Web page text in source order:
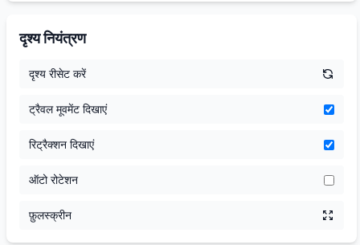
दृश्य नियंत्रण
दृश्य रीसेट करें
ट्रैवल मूवमेंट दिखाएं
रिट्रैक्शन दिखाएं
ऑटो रोटेशन
फ़ुलस्क्रीन